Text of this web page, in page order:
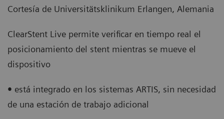
Cortesía de Universitätsklinikum Erlangen, Alemania
ClearStent Live permite verificar en tiempo real el
posicionamiento del stent mientras se mueve el
dispositivo
• está integrado en los sistemas ARTIS, sin necesidad
de una estación de trabajo adicional